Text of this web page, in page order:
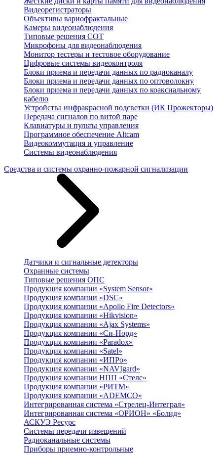
Видеорегистраторы
Объективы вариофрактальные
Камеры видеонаблюдения
Типовые решения СОТ
Микрофоны для видеонаблюдения
Монитор тестеры и тестовое оборудование
Цифровые системы видеоконтроля
Блоки приема и передачи данных по радиоканалу
Блоки приема и передачи данных по оптоволокну
Блоки приема и передачи данных по коаксиальному
кабелю
Устройства инфракрасной подсветки (ИК Прожекторы)
Передача сигналов по витой паре
Клавиатуры и пульты управления
Программное обеспечение Altcam
Видеокоммутация и управление
Системы видеонаблюдения
Средства и системы охранно-пожарной сигнализации
Датчики и сигнальные детекторы
Охранные системы
Типовые решения ОПС
Продукция компании «System Sensor»
Продукция компании «DSC»
Продукция компании «Apollo Fire Detectors»
Продукция компании «Hikvision»
Продукция компании «Ajax Systems»
Продукция компании «Си-Норд»
Продукция компании «Paradox»
Продукция компании «Satel»
Продукция компании «ИПРо»
Продукция компании «NAVIgard»
Продукция компании НПП «Стелс»
Продукция компании «РИТМ»
Продукция компании «ADEMCO»
Интегрированная система «Стрелец-Интеграл»
Интегрированная система «ОРИОН» «Болид»
АСКУЭ Ресурс
Системы передачи извещений
Радиоканальные системы
Приборы приемно-контрольные